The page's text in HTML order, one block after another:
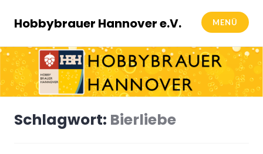
InhaltHobbybrauer Hannover e.V. MENÜ
Schlagwort: Bierliebe